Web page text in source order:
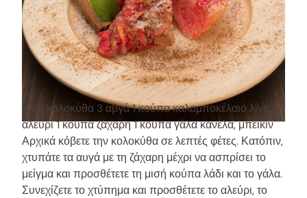
μισή κολοκύθα 3 αβγά 1 κούπα καλαμποκέλαιο λίγο
αλεύρι 1 κούπα ζάχαρη 1 κούπα γάλα κανέλα, μπέικιν
Αρχικά κόβετε την κολοκύθα σε λεπτές φέτες. Κατόπιν,
χτυπάτε τα αυγά με τη ζάχαρη μέχρι να ασπρίσει το
μείγμα και προσθέτετε τη μισή κούπα λάδι και το γάλα.
Συνεχίζετε το χτύπημα και προσθέτετε το αλεύρι, το